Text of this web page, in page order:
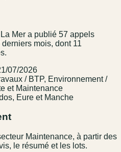
Mer a publié 57 appels
mois, dont 11
07/2026
/ BTP, Environnement /
et Maintenance
Eure et Manche
Maintenance, à partir des
le résumé et les lots.